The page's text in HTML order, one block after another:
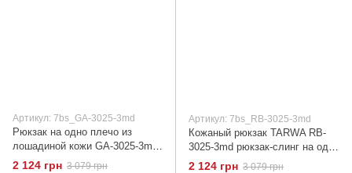
Артикул: 7bs_GA-3025-3md
Рюкзак на одно плечо из
лошадиной кожи GA-3025-3md
бренд TARWA Черный
2 124 грн 3 079 грн
Артикул: 7bs_RB-3025-3md
Кожаный рюкзак TARWA RB-
3025-3md рюкзак-слинг на одно
плечо Рыжий
2 124 грн 3 079 грн